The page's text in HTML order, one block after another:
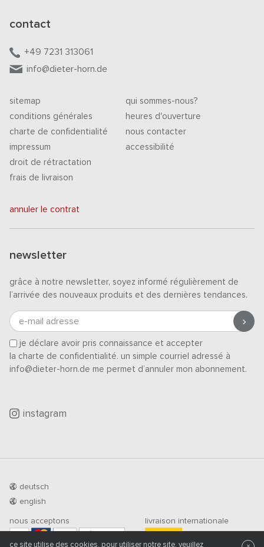
contact
+49 7231 313061
info@dieter-horn.de
sitemap
conditions générales
charte de confidentialité
impressum
droit de rétractation
frais de livraison
qui sommes-nous?
heures d'ouverture
nous contacter
accessibilité
annuler le contrat
newsletter
grâce à notre newsletter, soyez informé régulièrement de
l’arrivée des nouveaux produits et des dernières tendances.
e-mail adresse
je déclare avoir pris connaissance et accepter
la charte de confidentialité. un simple courriel adressé à
info@dieter-horn.de me permet d’annuler mon abonnement.
instagram
deutsch
english
nous acceptons livraison internationale
ce site utilise des cookies. pour utiliser notre site, veuillez